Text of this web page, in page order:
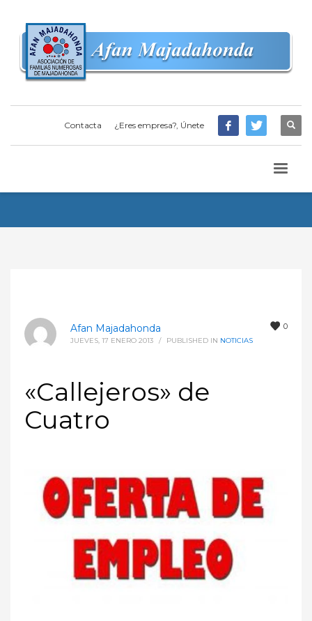
Contacta ¿Eres empresa?, Únete
0
Afan Majadahonda
JUEVES, 17 ENERO 2013 / PUBLISHED IN NOTICIAS
«Callejeros» de
Cuatro